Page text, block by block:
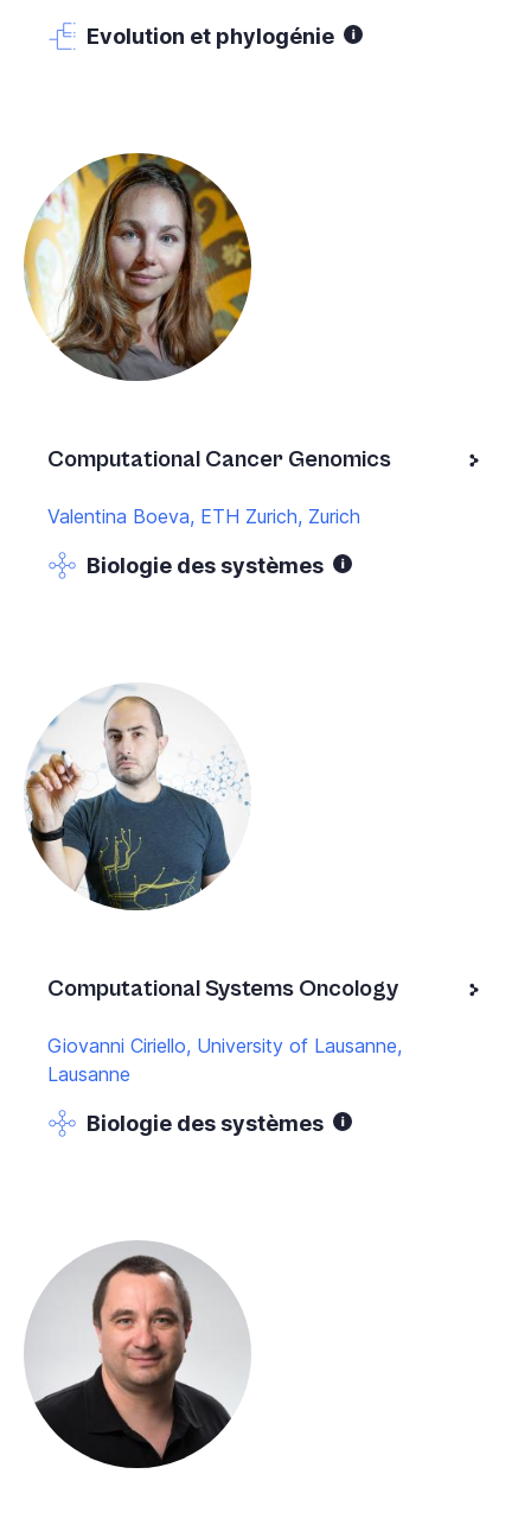
Evolution et phylogénie
Computational Cancer Genomics
Valentina Boeva, ETH Zurich, Zurich
Biologie des systèmes
Computational Systems Oncology
Giovanni Ciriello, University of Lausanne,
Lausanne
Biologie des systèmes